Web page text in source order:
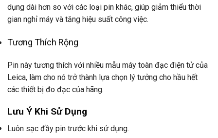
dụng dài hơn so với các loại pin khác, giúp giảm thiểu thời
gian nghỉ máy và tăng hiệu suất công việc.
Tương Thích Rộng
Pin này tương thích với nhiều mẫu máy toàn đạc điện tử của
Leica, làm cho nó trở thành lựa chọn lý tưởng cho hầu hết
các thiết bị đo đạc của hãng.
Lưu Ý Khi Sử Dụng
Luôn sạc đầy pin trước khi sử dụng.